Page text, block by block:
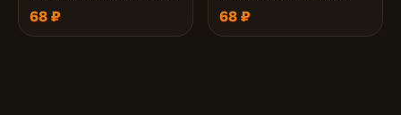
24x86
68 ₽
(скрытый крепеж лампы)
Черный Хром/Золото
25x88 (кd74)
68 ₽